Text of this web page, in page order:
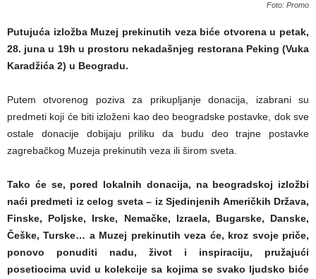
Foto: Promo
Putujuća izložba Muzej prekinutih veza biće otvorena u petak,
28. juna u 19h u prostoru nekadašnjeg restorana Peking (Vuka
Karadžića 2) u Beogradu.
Putem otvorenog poziva za prikupljanje donacija, izabrani su
predmeti koji će biti izloženi kao deo beogradske postavke, dok sve
ostale donacije dobijaju priliku da budu deo trajne postavke
zagrebačkog Muzeja prekinutih veza ili širom sveta.
Tako će se, pored lokalnih donacija, na beogradskoj izložbi
naći predmeti iz celog sveta – iz Sjedinjenih Američkih Država,
Finske, Poljske, Irske, Nemačke, Izraela, Bugarske, Danske,
Češke, Turske… a Muzej prekinutih veza će, kroz svoje priče,
ponovo ponuditi nadu, život i inspiraciju, pružajući
posetiocima uvid u kolekcije sa kojima se svako ljudsko biće